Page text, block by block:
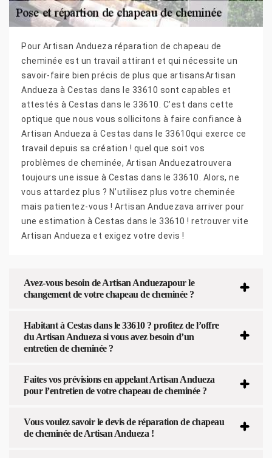
Pour Artisan Andueza réparation de chapeau de
cheminée est un travail attirant et qui nécessite un
savoir-faire bien précis de plus que artisansArtisan
Andueza à Cestas dans le 33610 sont capables et
attestés à Cestas dans le 33610. C’est dans cette
optique que nous vous sollicitons à faire confiance à
Artisan Andueza à Cestas dans le 33610qui exerce ce
travail depuis sa création ! quel que soit vos
problèmes de cheminée, Artisan Anduezatrouvera
toujours une issue à Cestas dans le 33610. Alors, ne
vous attardez plus ? N’utilisez plus votre cheminée
mais patientez-vous ! Artisan Anduezava arriver pour
une estimation à Cestas dans le 33610 ! retrouver vite
Artisan Andueza et exigez votre devis !
Avez-vous besoin de Artisan Anduezapour le
changement de votre chapeau de cheminée ?
Habitant à Cestas dans le 33610 ? profitez de l’offre
du Artisan Andueza si vous avez besoin d’un
entretien de cheminée ?
Faites vos prévisions en appelant Artisan Andueza
pour l’entretien de votre chapeau de cheminée ?
Vous voulez savoir le devis de réparation de chapeau
de cheminée de Artisan Andueza !